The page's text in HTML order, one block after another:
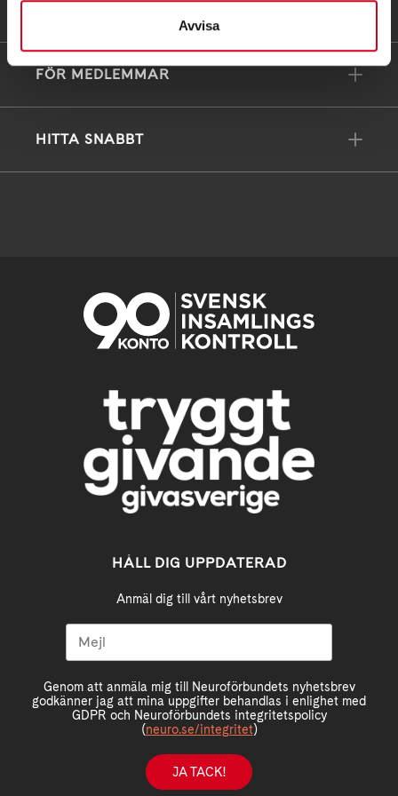
Avvisa
FÖR MEDLEMMAR
HITTA SNABBT
HÅLL DIG UPPDATERAD
Anmäl dig till vårt nyhetsbrev
Genom att anmäla mig till Neuroförbundets nyhetsbrev
godkänner jag att mina uppgifter behandlas i enlighet med
GDPR och Neuroförbundets integritetspolicy
(neuro.se/integritet)
JA TACK!